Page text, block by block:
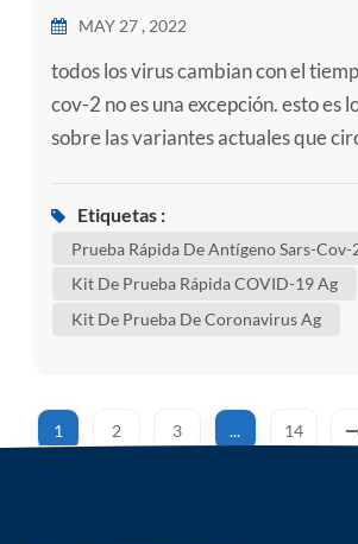
MAY 27 , 2022
todos los virus cambian con el
cov-2 no es una excepción. esto es
sobre las variantes actuales que
puede usar el kit de autodiagnóstico
nuestro kit de autodiagnóstico sars-
Etiquetas :
Prueba Rápida De Antígeno Sars-Cov-
Kit De Prueba Rápida COVID-19 Ag
Kit De Prueba De Coronavirus Ag
1 2 3 ... 14